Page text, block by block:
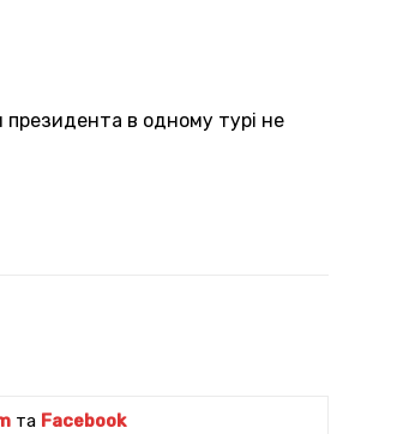
в одному турі не
та Facebook